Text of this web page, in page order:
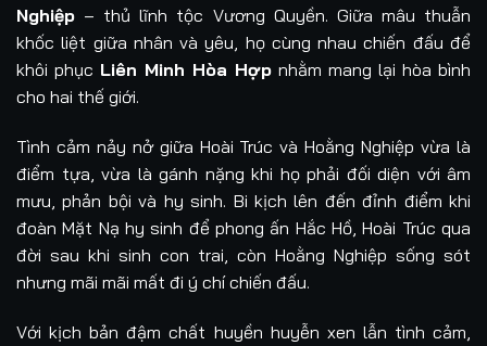
Nghiệp – thủ lĩnh tộc Vương Quyền. Giữa mâu thuẫn
khốc liệt giữa nhân và yêu, họ cùng nhau chiến đấu để
khôi phục Liên Minh Hòa Hợp nhằm mang lại hòa bình
cho hai thế giới.
Tình cảm nảy nở giữa Hoài Trúc và Hoằng Nghiệp vừa là
điểm tựa, vừa là gánh nặng khi họ phải đối diện với âm
mưu, phản bội và hy sinh. Bi kịch lên đến đỉnh điểm khi
đoàn Mặt Nạ hy sinh để phong ấn Hắc Hồ, Hoài Trúc qua
đời sau khi sinh con trai, còn Hoằng Nghiệp sống sót
nhưng mãi mãi mất đi ý chí chiến đấu.
Với kịch bản đậm chất huyền huyễn xen lẫn tình cảm,